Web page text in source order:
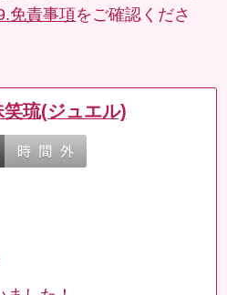
免責事項をご確認くださ
笑琉(ジュエル)